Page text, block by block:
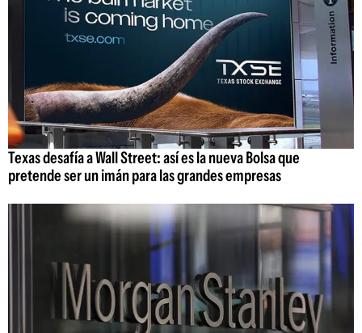
Texas desafía a Wall Street: así es la nueva Bolsa que
pretende ser un imán para las grandes empresas